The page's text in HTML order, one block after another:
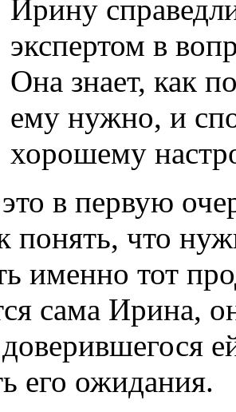
Ирину
экспертом в
Она знает, как
ему нужно, и
хорошему
в первую
понять, что
именно тот
сама Ирина,
его ожидания.